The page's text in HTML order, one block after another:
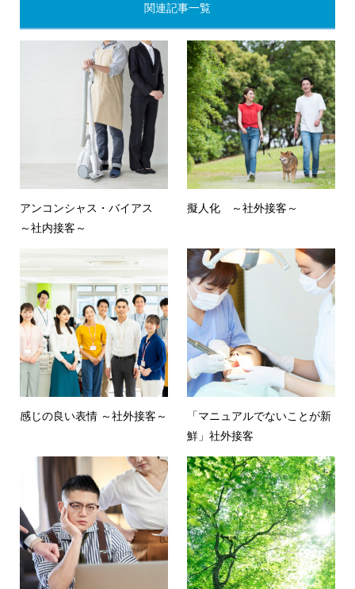
関連記事一覧
アンコンシャス・バイアス
～社内接客～
擬人化 ～社外接客～
感じの良い表情 ～社外接客～
「マニュアルでないことが新
鮮」社外接客